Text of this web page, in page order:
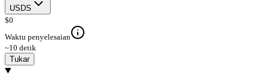
USDS
$0
Waktu penyelesaian
~10 detik
Tukar